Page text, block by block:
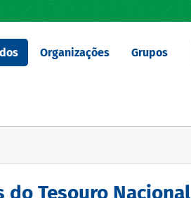
Organizações Grupos
Tesouro Nacional